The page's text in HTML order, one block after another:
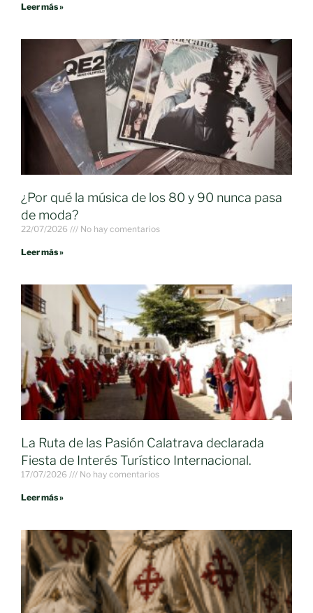
Leer más »
¿Por qué la música de los 80 y 90 nunca pasa
de moda?
22/07/2026 No hay comentarios
Leer más »
La Ruta de las Pasión Calatrava declarada
Fiesta de Interés Turístico Internacional.
17/07/2026 No hay comentarios
Leer más »